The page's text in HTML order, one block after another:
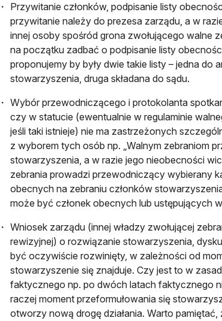
Przywitanie członków, podpisanie listy
przywitanie należy do prezesa zarządu, a w
innej osoby spośród grona zwołującego walne
na początku zadbać o podpisanie listy
proponujemy by były dwie takie listy – jedna do
stowarzyszenia, druga składana do sądu.
Wybór przewodniczącego i protokolanta
czy w statucie (ewentualnie w regulaminie
jeśli taki istnieje) nie ma zastrzeżonych
z wyborem tych osób np. „Walnym zebraniom
stowarzyszenia, a w razie jego nieobecności
zebrania prowadzi przewodniczący wybierany
obecnych na zebraniu członków
może być członek obecnych lub ustępujących
Wniosek zarządu (innej władzy zwołującej
rewizyjnej) o rozwiązanie stowarzyszenia,
być oczywiście rozwinięty, w zależności od
stowarzyszenie się znajduje. Czy jest to w
faktycznego np. po dwóch latach faktycznego
raczej moment przeformułowania się
otworzy nową drogę działania. Warto pamiętać,